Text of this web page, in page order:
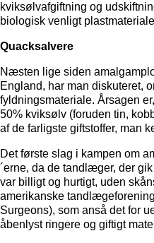
kviksølvafgiftning og
biologisk venligt
Quacksalvere
Næsten lige siden
England, har man diskuteret,
fyldningsmateriale. Årsagen
50% kviksølv (foruden tin,
af de farligste giftstoffer, man
Det første slag i kampen om
´erne, da de tandlæger, der
var billigt og hurtigt, uden
amerikanske
Surgeons), som anså det for
åbenlyst ringere og giftigt